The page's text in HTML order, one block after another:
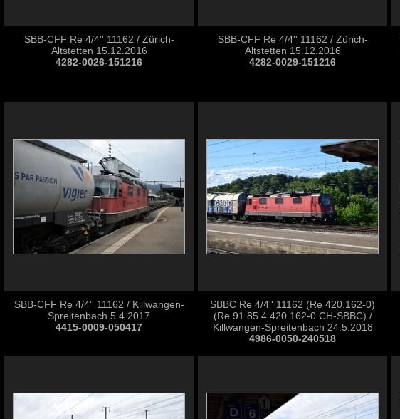
SBB-CFF Re 4/4'' 11162 / Zürich-
Altstetten 15.12.2016
4282-0026-151216
SBB-CFF Re 4/4'' 11162 / Zürich-
Altstetten 15.12.2016
4282-0029-151216
SBB-CFF Re 4/4'' 11162 / Killwangen-
Spreitenbach 5.4.2017
4415-0009-050417
SBBC Re 4/4'' 11162 (Re 420.162-0)
(Re 91 85 4 420 162-0 CH-SBBC) /
Killwangen-Spreitenbach 24.5.2018
4986-0050-240518